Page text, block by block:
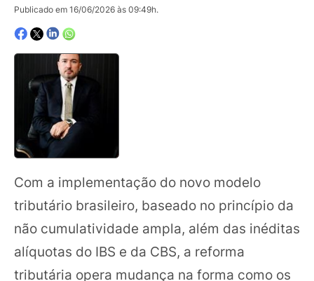
Publicado em 16/06/2026 às 09:49h.
Com a implementação do novo modelo
tributário brasileiro, baseado no princípio da
não cumulatividade ampla, além das inéditas
alíquotas do IBS e da CBS, a reforma
tributária opera mudança na forma como os